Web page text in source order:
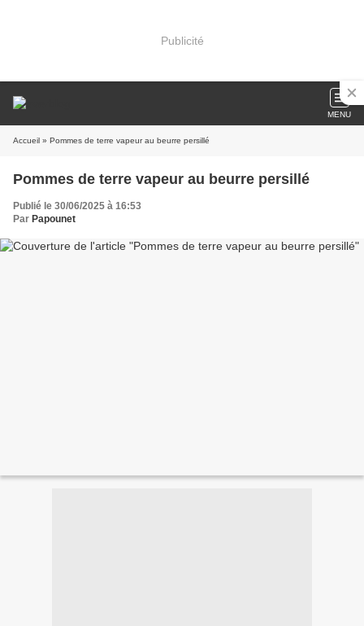
Publicité
MENU
Accueil » Pommes de terre vapeur au beurre persillé
Pommes de terre vapeur au beurre persillé
Publié le 30/06/2025 à 16:53
Par Papounet